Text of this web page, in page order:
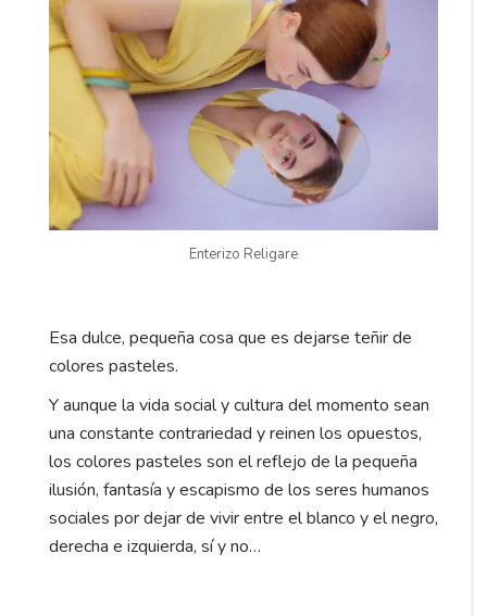
Enterizo Religare
Esa dulce, pequeña cosa que es dejarse teñir de
colores pasteles.
Y aunque la vida social y cultura del momento sean
una constante contrariedad y reinen los opuestos,
los colores pasteles son el reflejo de la pequeña
ilusión, fantasía y escapismo de los seres humanos
sociales por dejar de vivir entre el blanco y el negro,
derecha e izquierda, sí y no…